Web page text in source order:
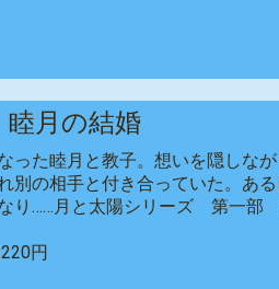
月の結婚
った睦月と教子。想いを隠しなが
別の相手と付き合っていた。ある
なり……月と太陽シリーズ 第一部
円